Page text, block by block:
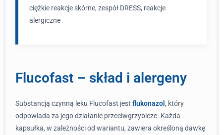
ciężkie reakcje skórne, zespół DRESS, reakcje
alergiczne
Flucofast – skład i alergeny
Substancją czynną leku Flucofast jest flukonazol , który
odpowiada za jego działanie przeciwgrzybicze. Każda
kapsułka, w zależności od wariantu, zawiera określoną dawkę